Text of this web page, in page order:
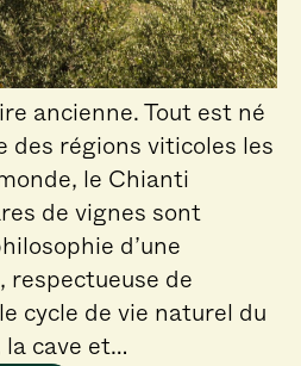
ancienne. Tout est né
des régions viticoles les
le Chianti
de vignes sont
d’une
de
cycle de vie naturel du
la cave et…